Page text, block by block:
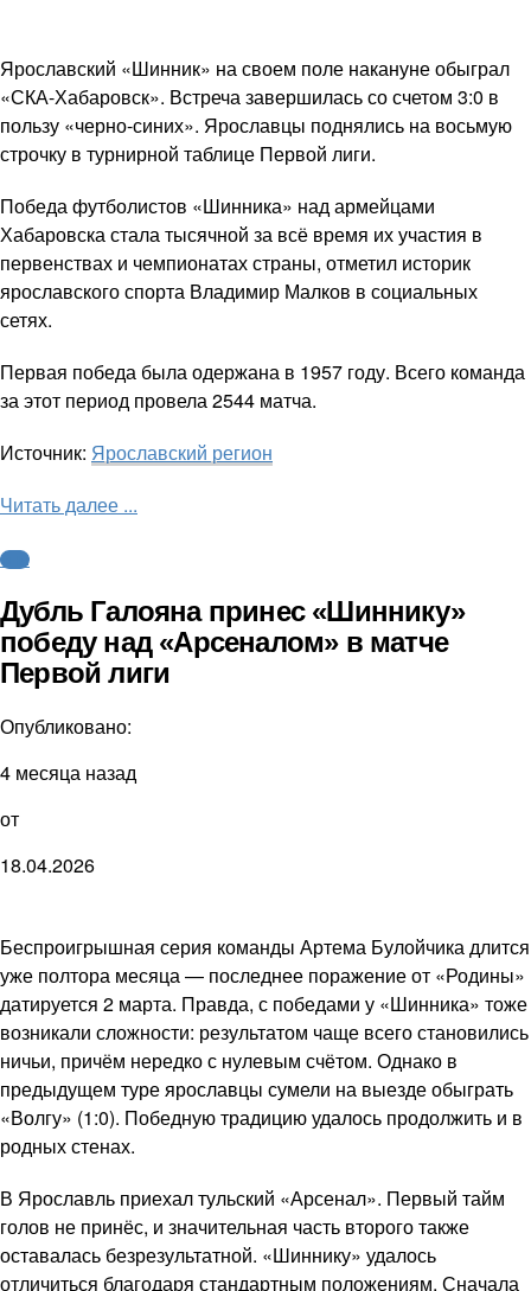
Ярославский «Шинник» на своем поле накануне обыграл
«СКА-Хабаровск». Встреча завершилась со счетом 3:0 в
пользу «черно-синих». Ярославцы поднялись на восьмую
строчку в турнирной таблице Первой лиги.
Победа футболистов «Шинника» над армейцами
Хабаровска стала тысячной за всё время их участия в
первенствах и чемпионатах страны, отметил историк
ярославского спорта Владимир Малков в социальных
сетях.
Первая победа была одержана в 1957 году. Всего команда
за этот период провела 2544 матча.
Источник: Ярославский регион
Читать далее ...
ФНЛ
Дубль Галояна принес «Шиннику»
победу над «Арсеналом» в матче
Первой лиги
Опубликовано:
4 месяца назад
от
18.04.2026
Беспроигрышная серия команды Артема Булойчика длится
уже полтора месяца — последнее поражение от «Родины»
датируется 2 марта. Правда, с победами у «Шинника» тоже
возникали сложности: результатом чаще всего становились
ничьи, причём нередко с нулевым счётом. Однако в
предыдущем туре ярославцы сумели на выезде обыграть
«Волгу» (1:0). Победную традицию удалось продолжить и в
родных стенах.
В Ярославль приехал тульский «Арсенал». Первый тайм
голов не принёс, и значительная часть второго также
оставалась безрезультатной. «Шиннику» удалось
отличиться благодаря стандартным положениям. Сначала